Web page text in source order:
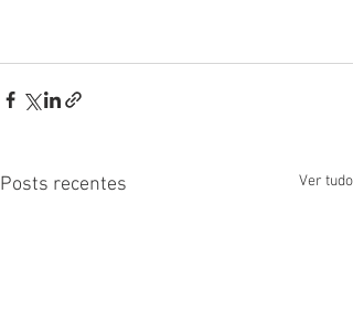
Posts recentes Ver tudo